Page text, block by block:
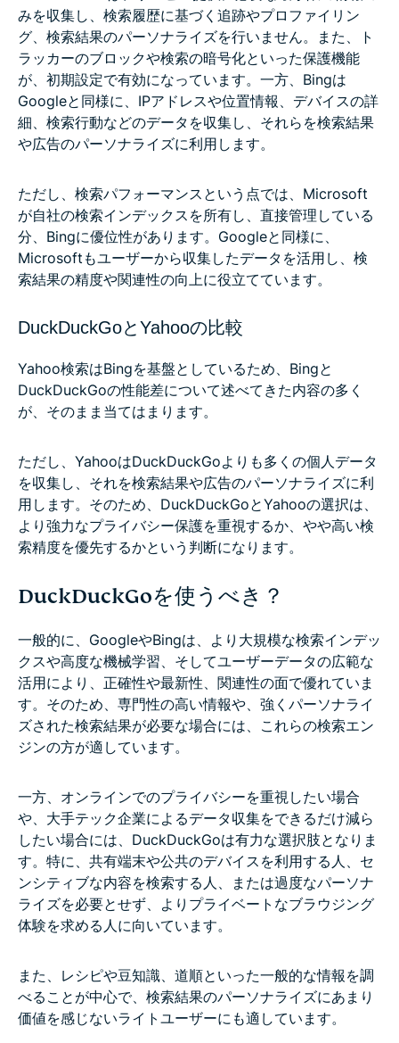
みを収集し、検索履歴に基づく追跡やプロファイリン
グ、検索結果のパーソナライズを行いません。また、ト
ラッカーのブロックや検索の暗号化といった保護機能
が、初期設定で有効になっています。一方、Bingは
Googleと同様に、IPアドレスや位置情報、デバイスの詳
細、検索行動などのデータを収集し、それらを検索結果
や広告のパーソナライズに利用します。
ただし、検索パフォーマンスという点では、Microsoft
が自社の検索インデックスを所有し、直接管理している
分、Bingに優位性があります。Googleと同様に、
Microsoftもユーザーから収集したデータを活用し、検
索結果の精度や関連性の向上に役立てています。
DuckDuckGoとYahooの比較
Yahoo検索はBingを基盤としているため、Bingと
DuckDuckGoの性能差について述べてきた内容の多く
が、そのまま当てはまります。
ただし、YahooはDuckDuckGoよりも多くの個人データ
を収集し、それを検索結果や広告のパーソナライズに利
用します。そのため、DuckDuckGoとYahooの選択は、
より強力なプライバシー保護を重視するか、やや高い検
索精度を優先するかという判断になります。
DuckDuckGoを使うべき？
一般的に、GoogleやBingは、より大規模な検索インデッ
クスや高度な機械学習、そしてユーザーデータの広範な
活用により、正確性や最新性、関連性の面で優れていま
す。そのため、専門性の高い情報や、強くパーソナライ
ズされた検索結果が必要な場合には、これらの検索エン
ジンの方が適しています。
一方、オンラインでのプライバシーを重視したい場合
や、大手テック企業によるデータ収集をできるだけ減ら
したい場合には、DuckDuckGoは有力な選択肢となりま
す。特に、共有端末や公共のデバイスを利用する人、セ
ンシティブな内容を検索する人、または過度なパーソナ
ライズを必要とせず、よりプライベートなブラウジング
体験を求める人に向いています。
また、レシピや豆知識、道順といった一般的な情報を調
べることが中心で、検索結果のパーソナライズにあまり
価値を感じないライトユーザーにも適しています。